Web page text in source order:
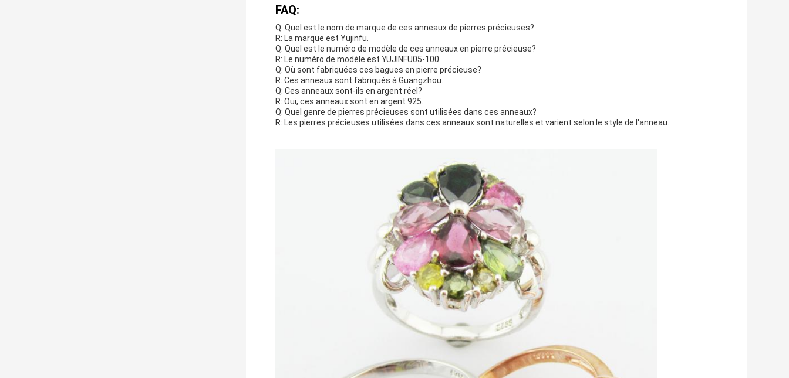
FAQ:
Q: Quel est le nom de marque de ces anneaux de pierres précieuses?
R: La marque est Yujinfu.
Q: Quel est le numéro de modèle de ces anneaux en pierre précieuse?
R: Le numéro de modèle est YUJINFU05-100.
Q: Où sont fabriquées ces bagues en pierre précieuse?
R: Ces anneaux sont fabriqués à Guangzhou.
Q: Ces anneaux sont-ils en argent réel?
R: Oui, ces anneaux sont en argent 925.
Q: Quel genre de pierres précieuses sont utilisées dans ces anneaux?
R: Les pierres précieuses utilisées dans ces anneaux sont naturelles et varient selon le style de l'anneau.